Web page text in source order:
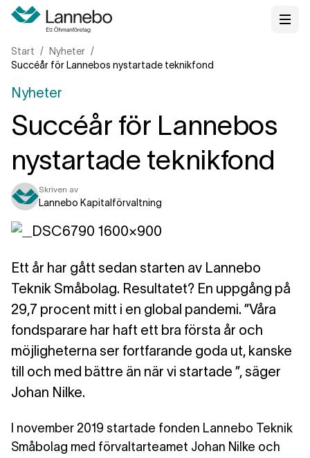
Start
Nyheter
Succéår för Lannebos nystartade teknikfond
Nyheter
Succéår för Lannebos
nystartade teknikfond
Skriven av
Lannebo Kapitalförvaltning
Ett år har gått sedan starten av Lannebo
Teknik Småbolag. Resultatet? En uppgång på
29,7 procent mitt i en global pandemi. ”Våra
fondsparare har haft ett bra första år och
möjligheterna ser fortfarande goda ut, kanske
till och med bättre än när vi startade ”, säger
Johan Nilke.
I november 2019 startade fonden Lannebo Teknik
Småbolag med förvaltarteamet Johan Nilke och